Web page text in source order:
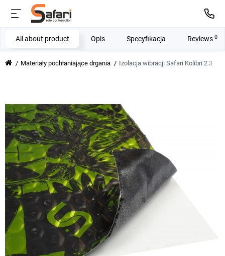
Materiały pochłaniające drgania Izolacja wibracji Safari Kolibri 2.3
All about product Opis Specyfikacja Reviews 0